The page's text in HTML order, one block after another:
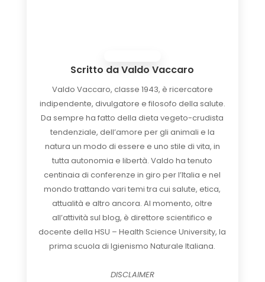
Scritto daValdo Vaccaro
Valdo Vaccaro, classe 1943, è ricercatore
indipendente, divulgatore e filosofo della salute.
Da sempre ha fatto della dieta vegeto-crudista
tendenziale, dell’amore per gli animali e la
natura un modo di essere e uno stile di vita, in
tutta autonomia e libertà. Valdo ha tenuto
centinaia di conferenze in giro per l’Italia e nel
mondo trattando vari temi tra cui salute, etica,
attualità e altro ancora. Al momento, oltre
all’attività sul blog, è direttore scientifico e
docente della HSU – Health Science University, la
prima scuola di Igienismo Naturale Italiana.
DISCLAIMER